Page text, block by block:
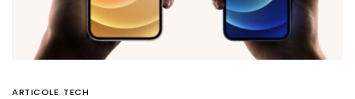
ARTICOLE, TECH